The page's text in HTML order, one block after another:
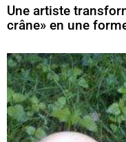
Une artiste
crâne» en une